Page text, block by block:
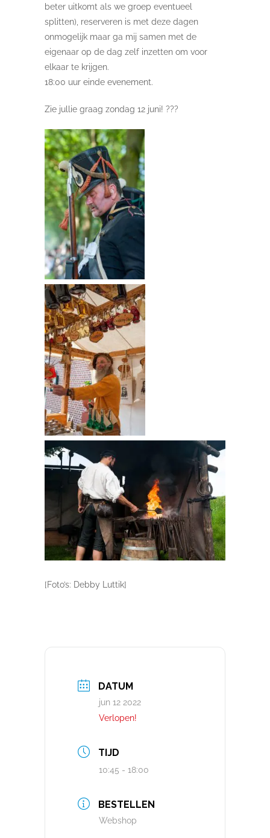
beter uitkomt als we groep eventueel
splitten), reserveren is met deze dagen
onmogelijk maar ga mij samen met de
eigenaar op de dag zelf inzetten om voor
elkaar te krijgen.
18:00 uur einde evenement.
Zie jullie graag zondag 12 juni! ???
[Foto’s: Debby Luttik]
DATUM
jun 12 2022
Verlopen!
TIJD
10:45 - 18:00
BESTELLEN
Webshop